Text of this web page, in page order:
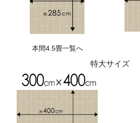
本間4.5畳一覧へ
特大サイズ